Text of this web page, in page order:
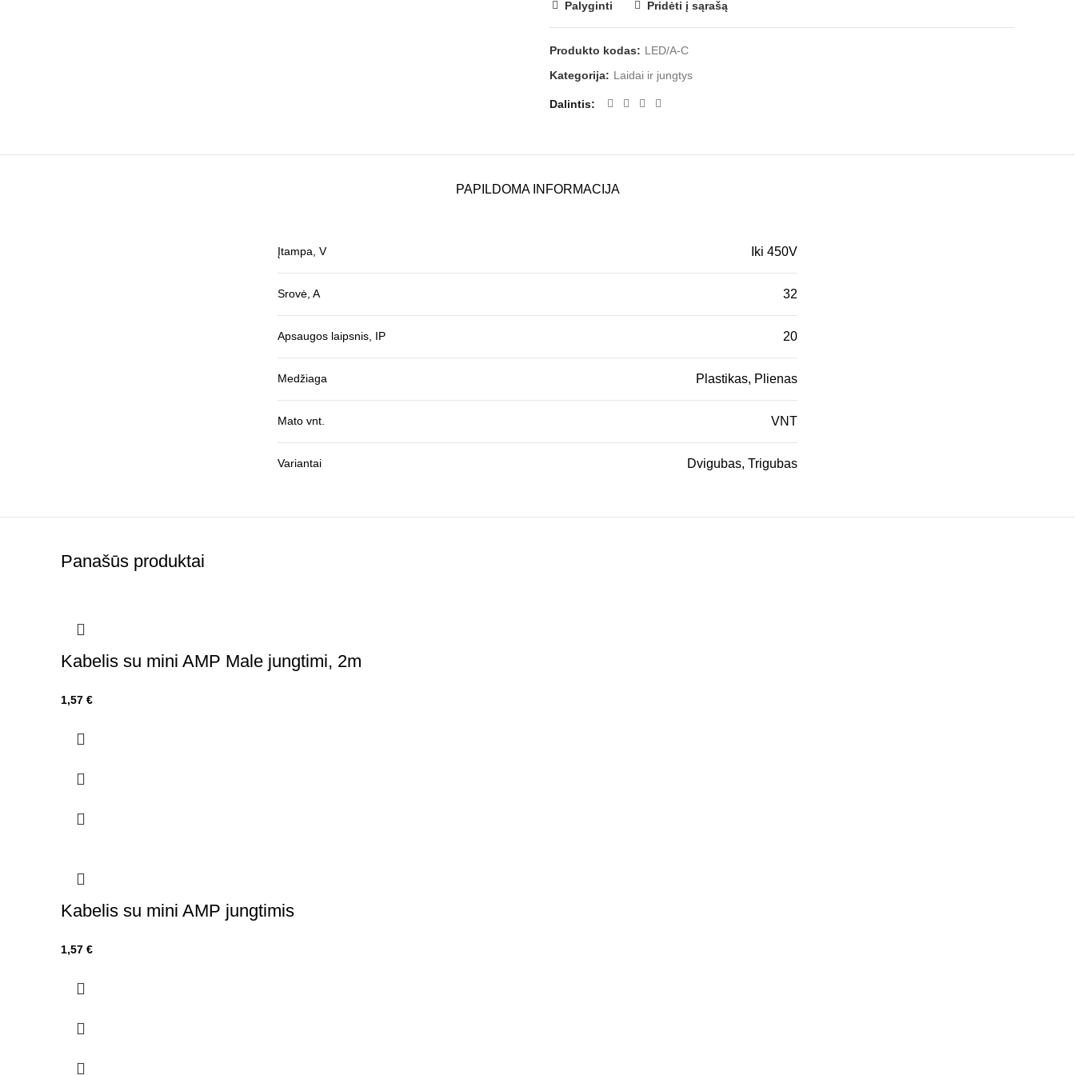
Palyginti Pridėti į sąrašą
Produkto kodas: LED/A-C
Kategorija: Laidai ir jungtys
Dalintis
PAPILDOMA INFORMACIJA
Įtampa, V Iki 450V
Srovė, A 32
Apsaugos laipsnis, IP 20
Medžiaga Plastikas, Plienas
Mato vnt. VNT
Variantai Dvigubas, Trigubas
Panašūs produktai
Kabelis su mini AMP Male jungtimi, 2m
1,57 €
Kabelis su mini AMP jungtimis
1,57 €